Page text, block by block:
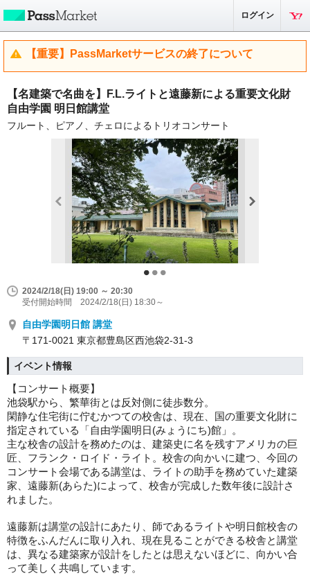
ログイン
【重要】PassMarketサービスの終了について
【名建築で名曲を】F.L.ライトと遠藤新による重要文化財
自由学園 明日館講堂
フルート、ピアノ、チェロによるトリオコンサート
2024/2/18(日) 19:00 ～ 20:30
受付開始時間 2024/2/18(日) 18:30～
自由学園明日館 講堂
〒171-0021 東京都豊島区西池袋2-31-3
イベント情報
【コンサート概要】
池袋駅から
、繁華街とは反対側に徒歩数分。
閑静な住宅街に佇むかつての校舎は、現在、国の重要文化財に
指定されている「自由学園明日(みょうにち)館」。
主な校舎の設計を務めたのは、 建築史に名を残すアメリカの巨
匠、フランク・ロイド・ライト。校舎の向かいに建つ、今回の
コンサート会場である講堂は、ライトの助手を務めていた建築
家、遠藤新(あらた)によって、校舎が完成した数年後に設計さ
れました。
遠藤新は講堂の設計にあたり、師であるライトや明日館校舎の
特徴をふんだんに取り入れ、現在見ることができる校舎と講堂
は、 異なる建築家が設計をしたとは思えないほどに、向かい合
って美しく共鳴しています。